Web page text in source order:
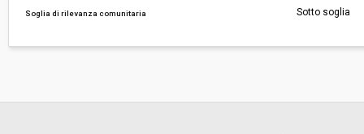
Soglia di rilevanza comunitaria Sotto soglia